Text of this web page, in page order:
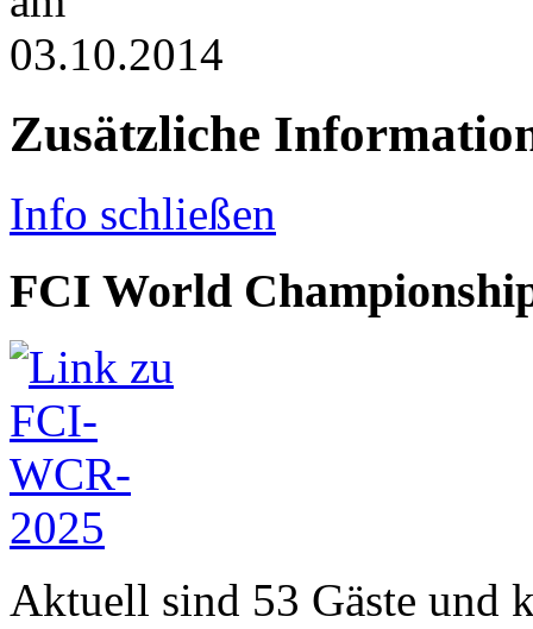
Zusätzliche
Info schließen
FCI World
Aktuell sind 53 Gäste und